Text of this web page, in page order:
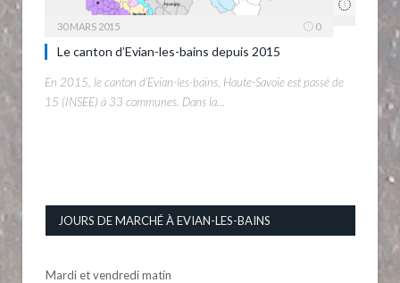
30 MARS 2015 0
Le canton d’Evian-les-bains depuis 2015
En 2015, le canton d’Evian-les-bains, Haute-Savoie est passé de
15 (INSEE) à 33 communes. Dans la…
JOURS DE MARCHÉ À EVIAN-LES-BAINS
Mardi et vendredi matin